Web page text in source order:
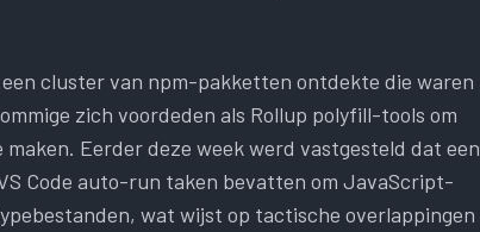
cluster van npm-pakketten ontdekte die waren
zich voordeden als Rollup polyfill-tools om
Eerder deze week werd vastgesteld dat een
Code auto-run taken bevatten om JavaScript-
wat wijst op tactische overlappingen